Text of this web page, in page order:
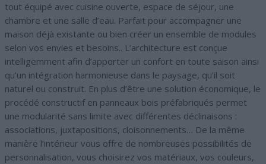
tout équipé avec cuisine ouverte, espace de séjour, une
chambre et une salle d’eau. Parfait pour accompagner une
maison déjà existante ou bien créer un ensemble de modules
selon vos envies et besoins.. L’architecture est conçue
intelligemment afin d’apporter un confort en toute saison ainsi
qu’un intégration harmonieuse dans le paysage, qu’il soit
naturel ou construit. En plus d’être une solution économique, le
procédé constructif en panneaux bois préfabriqués permet
une modularité sans limite avec différentes déclinaisons :
associations, juxtapositions, cloisonnements… De la même
manière l’intérieur vous offre de nombreuses possibilités de
personnalisation, vous choisirez vos matériaux, vos couleurs,